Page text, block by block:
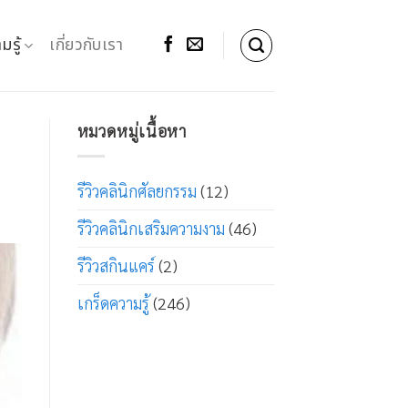
รู้ เกี่ยวกับเรา
หมวดหมู่เนื้อหา
รีวิวคลินิกศัลยกรรม (12)
รีวิวคลินิกเสริมความงาม (46)
รีวิวสกินแคร์ (2)
เกร็ดความรู้(246)